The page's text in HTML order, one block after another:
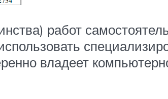
работ
владеет